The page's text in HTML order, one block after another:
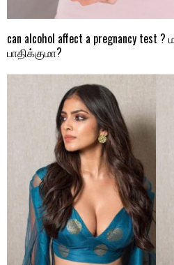
can alcohol affect a pregnancy
பாதிக்குமா?